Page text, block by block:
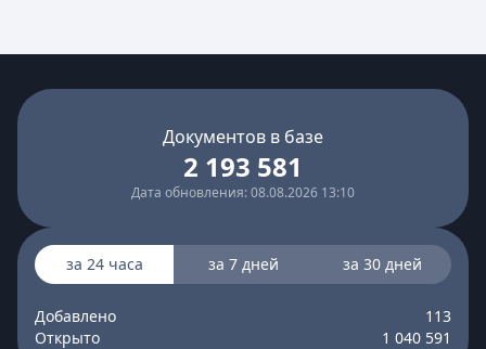
Документов в базе
2 193 581
Дата обновления: 08.08.2026 13:10
за 24 часа за 7 дней за 30 дней
Добавлено
113
Открыто
1 040 591